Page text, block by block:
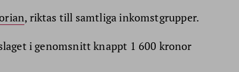
, riktas till samtliga inkomstgrupper.
i genomsnitt knappt 1 600 kronor